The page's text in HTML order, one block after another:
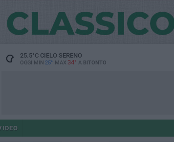
25.5°CCIELO SERENO
OGGI MIN 25° MAX 34° A BITONTO